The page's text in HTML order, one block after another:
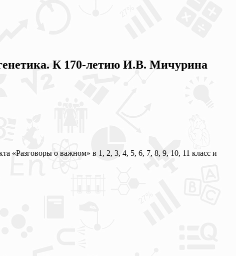
К 170-летию И.В. Мичурина
«Разговоры о важном» в 1, 2, 3, 4, 5, 6, 7, 8, 9, 10, 11 класс и